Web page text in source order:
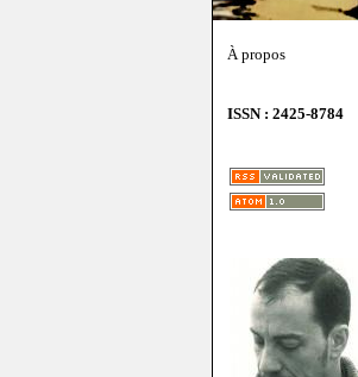
À propos
ISSN : 2425-8784